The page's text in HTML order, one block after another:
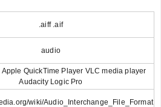
.aiff .aif
audio
QuickTime Player VLC media player
Audacity Logic Pro
wiki/Audio_Interchange_File_Format